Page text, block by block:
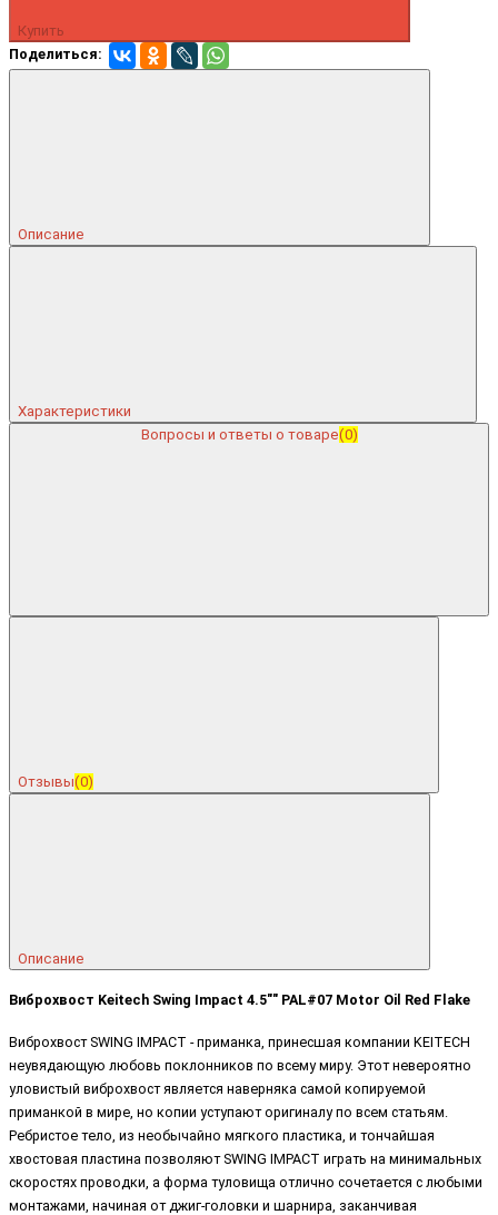
Купить
Поделиться:
Описание
Характеристики
Вопросы и ответы о товаре(0)
Отзывы(0)
Описание
Виброхвост Keitech Swing Impact 4.5"" PAL#07 Motor Oil Red Flake
Виброхвост SWING IMPACT - приманка, принесшая компании KEITECH
неувядающую любовь поклонников по всему миру. Этот невероятно
уловистый виброхвост является наверняка самой копируемой
приманкой в мире, но копии уступают оригиналу по всем статьям.
Ребристое тело, из необычайно мягкого пластика, и тончайшая
хвостовая пластина позволяют SWING IMPACT играть на минимальных
скоростях проводки, а форма туловища отлично сочетается с любыми
монтажами, начиная от джиг-головки и шарнира, заканчивая